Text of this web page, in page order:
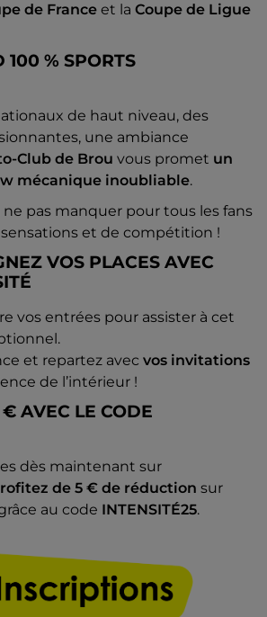
de France et la Coupe de Ligue
% SPORTS
de haut niveau, des
une ambiance
Club de Brou vous promet un
mécanique inoubliable.
pas manquer pour tous les fans
et de compétition !
VOS PLACES AVEC
vos entrées pour assister à cet
et repartez avec vos invitations
de l’intérieur !
AVEC LE CODE
dès maintenant sur
de 5 € de réduction sur
au code INTENSITÉ25.